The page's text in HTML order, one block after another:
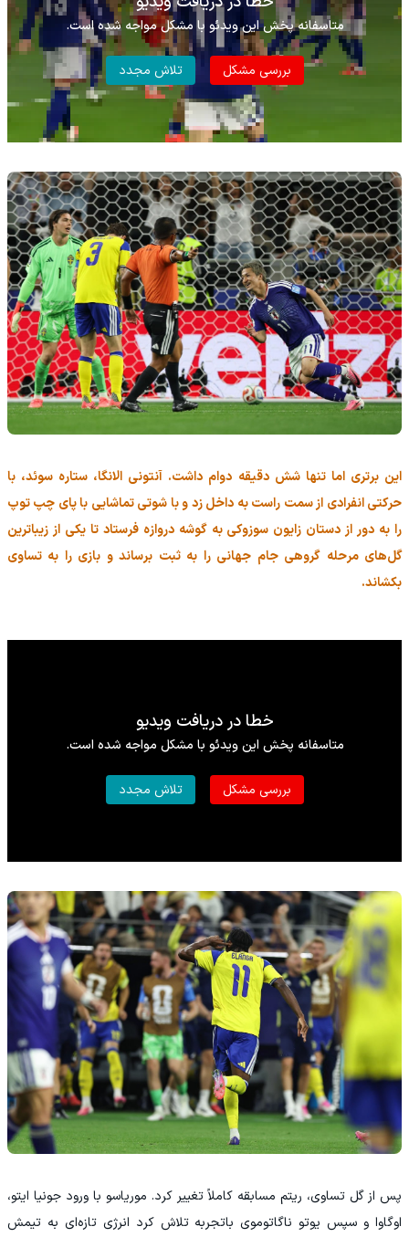
این برتری اما تنها شش دقیقه دوام داشت. آنتونی الانگا، ستاره سوئد، با
حرکتی انفرادی از سمت راست به داخل زد و با شوتی تماشایی با پای چپ توپ
را به دور از دستان زایون سوزوکی به گوشه دروازه فرستاد تا یکی از زیباترین
گل‌های مرحله گروهی جام جهانی را به ثبت برساند و بازی را به تساوی
بکشاند.
پس از گل تساوی، ریتم مسابقه کاملاً تغییر کرد. موریاسو با ورود جونیا ایتو،
اوگاوا و سپس یوتو ناگاتوموی باتجربه تلاش کرد انرژی تازه‌ای به تیمش